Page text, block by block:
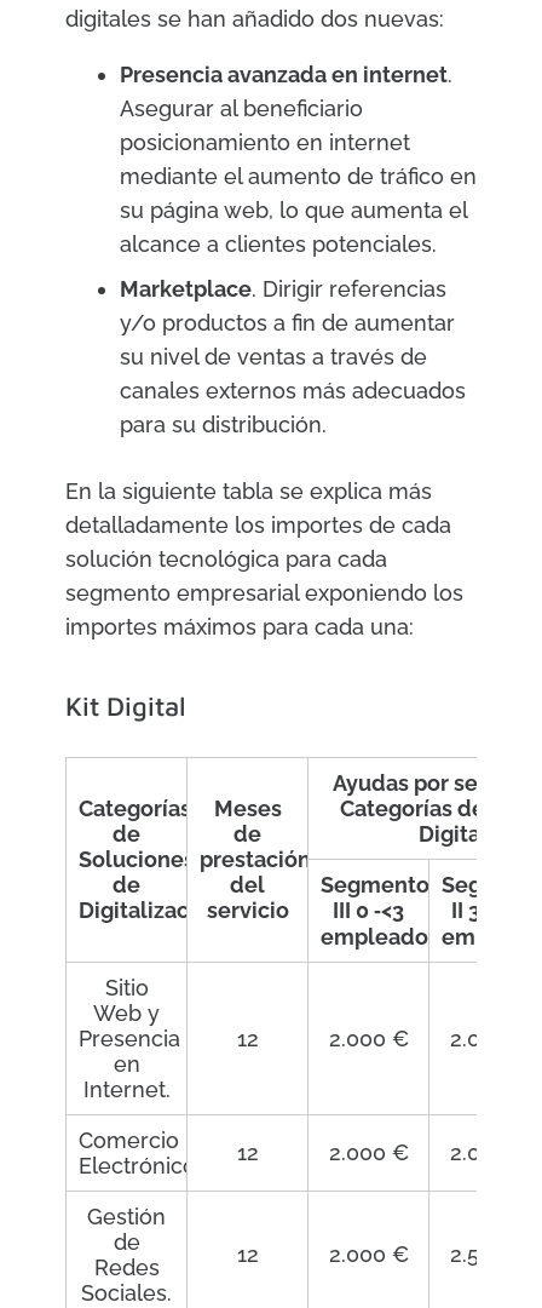
digitales se han añadido dos nuevas:
Presencia avanzada en internet.
Asegurar al beneficiario
posicionamiento en internet
mediante el aumento de tráfico en
su página web, lo que aumenta el
alcance a clientes potenciales.
Marketplace. Dirigir referencias
y/o productos a fin de aumentar
su nivel de ventas a través de
canales externos más adecuados
para su distribución.
En la siguiente tabla se explica más
detalladamente los importes de cada
solución tecnológica para cada
segmento empresarial exponiendo los
importes máximos para cada una:
Kit Digital
Categorías
de
Soluciones
de
Digitalización
Meses
de
prestación
del
servicio
Ayudas por
Categorías de
Segmento
III 0 ‐<3
empleados
II 3 ‐<10
Sitio
Web y
Presencia
en
Internet.
12 2.000 € 2.000 €
Comercio
Electrónico.
12 2.000 € 2.000 €
Gestión
de
Redes
Sociales.
12 2.000 € 2.500 €